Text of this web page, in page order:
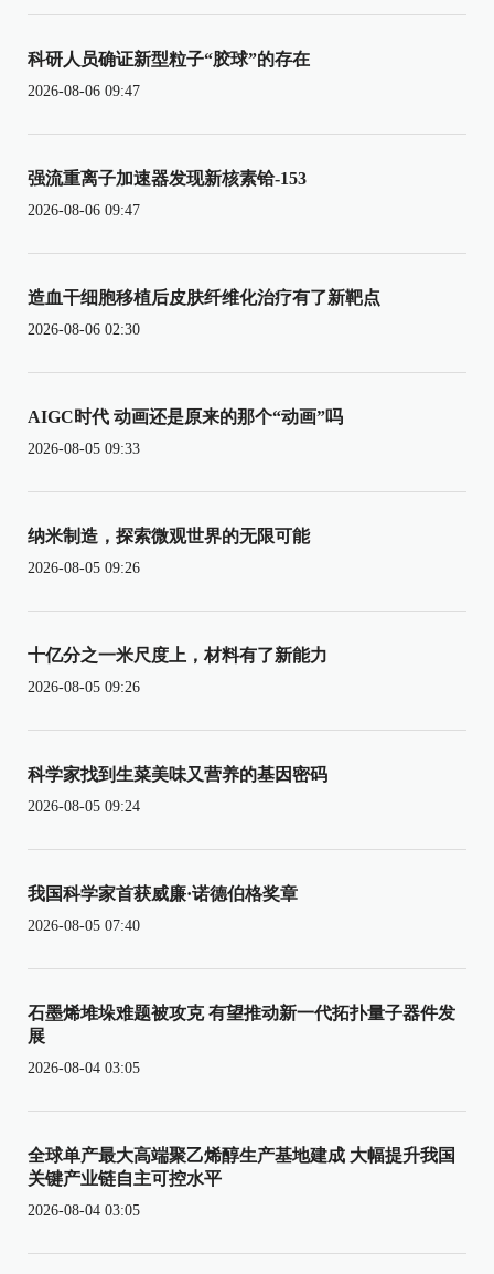
科研人员确证新型粒子“胶球”的存在
2026-08-06 09:47
强流重离子加速器发现新核素铪-153
2026-08-06 09:47
造血干细胞移植后皮肤纤维化治疗有了新靶点
2026-08-06 02:30
AIGC时代 动画还是原来的那个“动画”吗
2026-08-05 09:33
纳米制造，探索微观世界的无限可能
2026-08-05 09:26
十亿分之一米尺度上，材料有了新能力
2026-08-05 09:26
科学家找到生菜美味又营养的基因密码
2026-08-05 09:24
我国科学家首获威廉·诺德伯格奖章
2026-08-05 07:40
石墨烯堆垛难题被攻克 有望推动新一代拓扑量子器件发
展
2026-08-04 03:05
全球单产最大高端聚乙烯醇生产基地建成 大幅提升我国
关键产业链自主可控水平
2026-08-04 03:05